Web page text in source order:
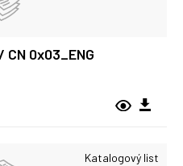
0x03_ENG
Katalogový list